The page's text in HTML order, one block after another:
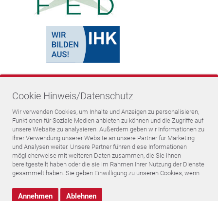
© Becktronic GmbH 2026
AGB
Datenschutzerklärung
Cookie Hinweis/Datenschutz
Wir verwenden Cookies, um Inhalte und Anzeigen zu personalisieren,
Funktionen für Soziale Medien anbieten zu können und die Zugriffe auf
unsere Website zu analysieren. Außerdem geben wir Informationen zu
Ihrer Verwendung unserer Website an unsere Partner für Marketing
und Analysen weiter. Unsere Partner führen diese Informationen
möglicherweise mit weiteren Daten zusammen, die Sie ihnen
bereitgestellt haben oder die sie im Rahmen Ihrer Nutzung der Dienste
gesammelt haben. Sie geben Einwilligung zu unseren Cookies, wenn
Annehmen Ablehnen